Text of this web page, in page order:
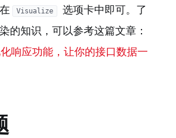
Visualize
选项卡中即可。了
的知识，可以参考这篇文章：
响应功能，让你的接口数据一